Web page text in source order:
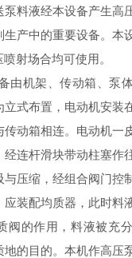
泵料液经本设备产生高
产中的重要设备。本
射场合均可使用。
由机架、传动箱、泵
式布置，电动机安装
传动箱相连。电动机一
经连杆滑块带动柱塞作
压缩，经组合阀门控
应装配均质器，此时料
阀的作用，料液被充
地的目的。本机作高压